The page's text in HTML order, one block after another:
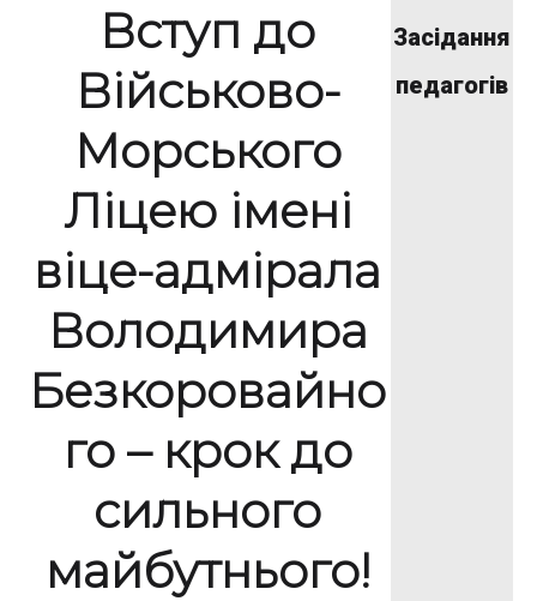
Вступ до
Військово-
Морського
Ліцею імені
віце-адмірала
Володимира
Безкоровайно
го – крок до
сильного
майбутнього!
Засідання
педагогів